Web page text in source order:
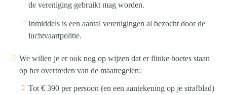
de vereniging gebruikt mag worden.
Inmiddels is een aantal verenigingen al bezocht door de
luchtvaartpolitie.
We willen je er ook nog op wijzen dat er flinke boetes staan
op het overtreden van de maatregelen:
Tot € 390 per persoon (en een aantekening op je strafblad)